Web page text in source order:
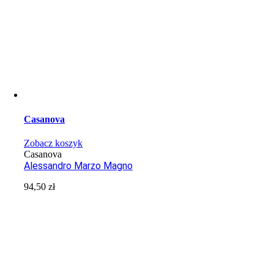
Casanova
Zobacz koszyk
Casanova
Alessandro Marzo Magno
94,50zł